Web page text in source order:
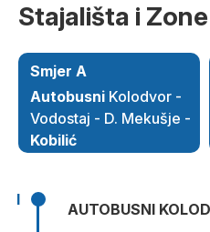
Stajališta i
Smjer A
AutobusniKolodvor -
Vodostaj - D. Mekušje -
Kobilić
I
AUTOBUSNI